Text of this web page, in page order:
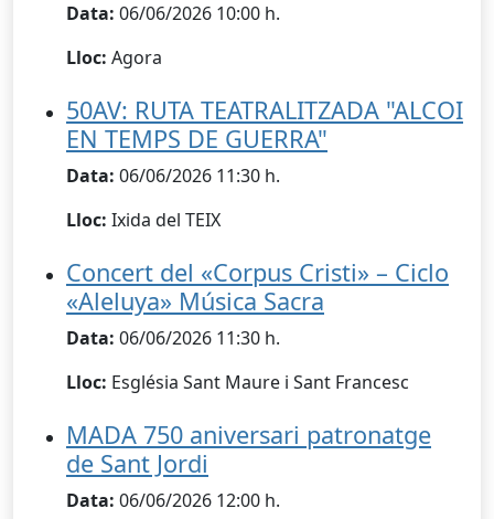
Data: 06/06/2026 10:00 h.
Lloc: Agora
50AV: RUTA TEATRALITZADA "ALCOI
EN TEMPS DE GUERRA"
Data: 06/06/2026 11:30 h.
Lloc: Ixida del TEIX
Concert del «Corpus Cristi» – Ciclo
«Aleluya» Música Sacra
Data: 06/06/2026 11:30 h.
Lloc: Església Sant Maure i Sant Francesc
MADA 750 aniversari patronatge
de Sant Jordi
Data: 06/06/2026 12:00 h.